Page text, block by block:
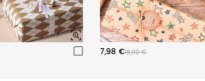
7,98 €18,00 €